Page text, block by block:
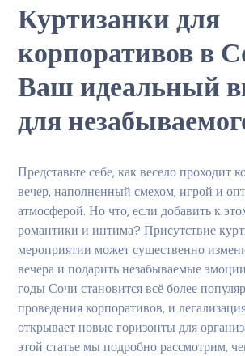
Куртизанки для
корпоративов в
Ваш идеальный
для
Представьте себе, как весело проходит
вечер, наполненный смехом, игрой и
атмосферой. Но что, если добавить к
романтики и интима? Присутствие
мероприятии может существенно
вечера и подарить незабываемые
годы Сочи становится всё более
проведения корпоративов, и
открывает новые горизонты для
этой статье мы подробно рассмотрим,